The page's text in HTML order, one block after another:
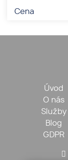
Cena
Úvod
O nás
Služby
Blog
GDPR